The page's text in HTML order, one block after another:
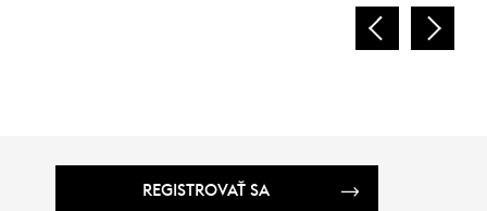
REGISTROVAŤ SA